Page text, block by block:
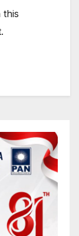
this